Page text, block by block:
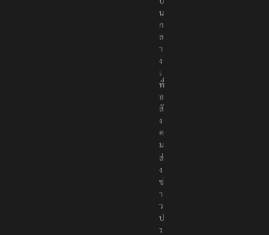
น
ก
ล
า
ง
เ
พื่
อ
สั
ง
ค
ม
ส่
ง
ข่
า
ว
ป
ร